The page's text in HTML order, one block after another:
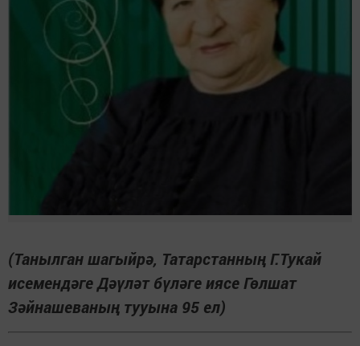
(Танылган шагыйрә, Татарстанның Г.Тукай
исемендәге Дәүләт бүләге иясе Гөлшат
Зәйнашеваның тууына 95 ел)